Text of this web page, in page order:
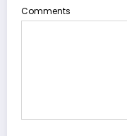
Comments